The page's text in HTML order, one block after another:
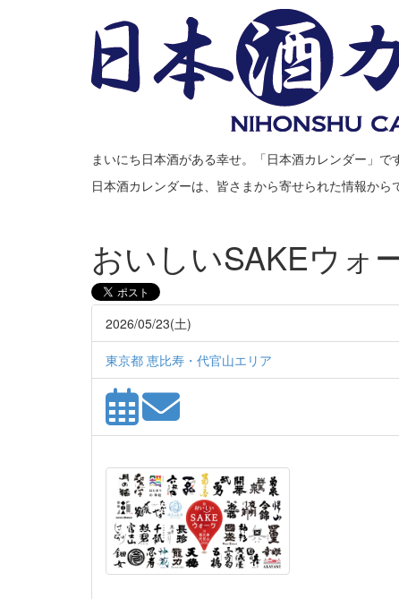
まいにち日本酒がある幸せ。「日本酒カレンダー」で
日本酒カレンダーは、皆さまから寄せられた情報か
おいしいSAKEウォ
2026/05/23(土)
東京都 恵比寿・代官山エリア